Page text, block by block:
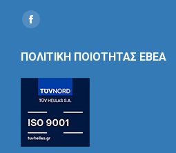
Find us on:
Social
ΠΟΛΙΤΙΚΗ ΠΟΙΟΤΗΤΑΣ ΕΒΕΑ